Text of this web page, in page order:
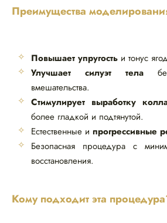
Преимущества
Повышает упругостьи тонус
Улучшает силуэт телабез
вмешательства.
Стимулирует выработку
более гладкой и подтянутой.
Естественные и прогрессивные
Безопасная процедура с
восстановления.
Кому подходит эта